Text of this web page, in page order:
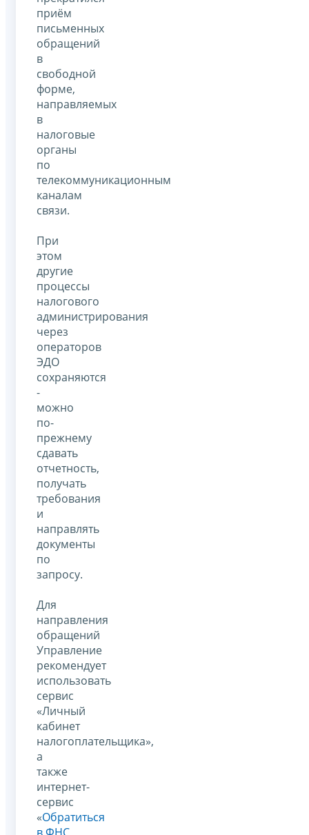
приём
письменных
обращений
в
свободной
форме,
направляемых
в
налоговые
органы
по
телекоммуникационным
каналам
связи.
При
этом
другие
процессы
налогового
администрирования
через
операторов
ЭДО
сохраняются
-
можно
по-
прежнему
сдавать
отчетность,
получать
требования
и
направлять
документы
по
запросу.
Для
направления
обращений
Управление
рекомендует
использовать
сервис
«Личный
кабинет
налогоплательщика»,
а
также
интернет-
сервис
«Обратиться
в ФНС